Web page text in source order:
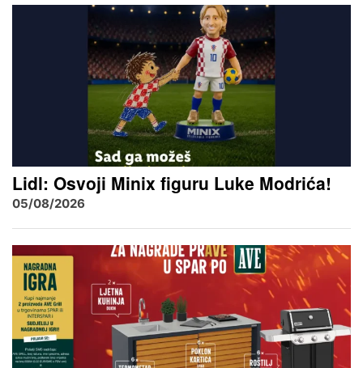
Lidl: Osvoji Minix figuru Luke Modrića!
05/08/2026